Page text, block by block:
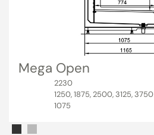
Mega Open
2230
1250, 1875, 2500, 3125, 3750
1075